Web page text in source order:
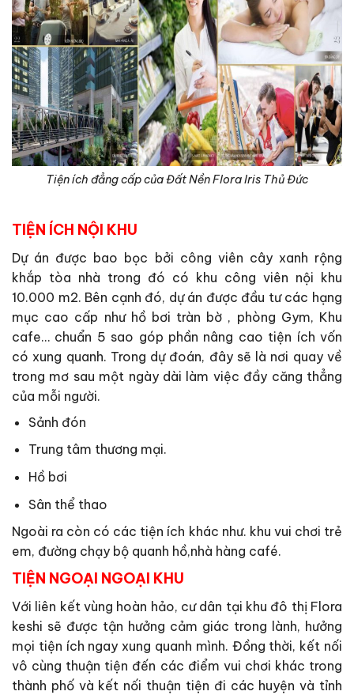
Tiện ích đẳng cấp của Đất Nền Flora Iris Thủ Đức
TIỆN ÍCH NỘI KHU
Dự án được bao bọc bởi công viên cây xanh rộng
khắp tòa nhà trong đó có khu công viên nội khu
10.000 m2. Bên cạnh đó, dự án được đầu tư các hạng
mục cao cấp như hồ bơi tràn bờ , phòng Gym, Khu
cafe… chuẩn 5 sao góp phần nâng cao tiện ích vốn
có xung quanh. Trong dự đoán, đây sẽ là nơi quay về
trong mơ sau một ngày dài làm việc đầy căng thẳng
của mỗi người.
Sảnh đón
Trung tâm thương mại.
Hồ bơi
Sân thể thao
Ngoài ra còn có các tiện ích khác như. khu vui chơi trẻ
em, đường chạy bộ quanh hồ,nhà hàng café.
TIỆN NGOẠI NGOẠI KHU
Với liên kết vùng hoàn hảo, cư dân tại khu đô thị Flora
keshi sẽ được tận hưởng cảm giác trong lành, hưởng
mọi tiện ích ngay xung quanh mình. Đồng thời, kết nối
vô cùng thuận tiện đến các điểm vui chơi khác trong
thành phố và kết nối thuận tiện đi các huyện và tỉnh